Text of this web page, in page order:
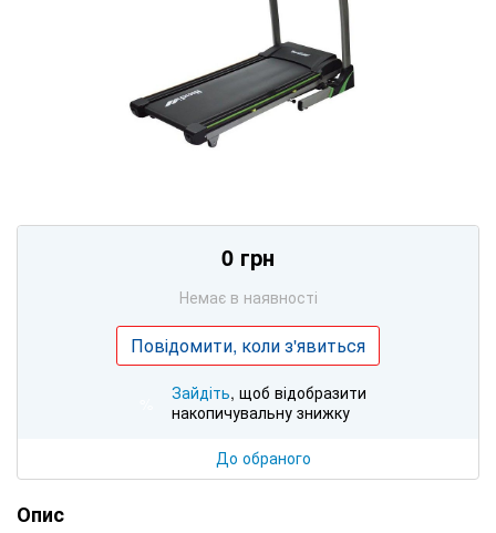
0 грн
Немає в наявності
Повідомити, коли з'явиться
Зайдіть, щоб відобразити
накопичувальну знижку
До обраного
Опис